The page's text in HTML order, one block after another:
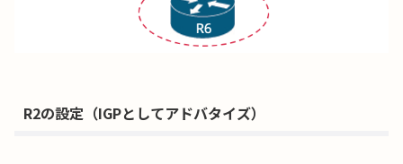
R2の設定（IGPとしてアドバタイズ）